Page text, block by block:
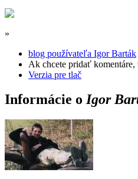
»
blog používateľa Igor Barták
Ak chcete pridať komentáre,
Verzia pre tlač
Informácie oIgor